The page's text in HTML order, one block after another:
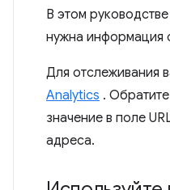
В этом
нужна информация
Для отслеживания
Analytics .
значение в поле
адреса.